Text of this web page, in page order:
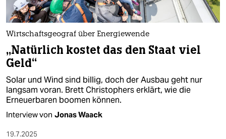
Wirtschaftsgeograf über Energiewende
„Natürlich kostet das den Staat viel
Geld“
Solar und Wind sind billig, doch der Ausbau geht nur
langsam voran. Brett Christophers erklärt, wie die
Erneuerbaren boomen können.
Interview von Jonas Waack
19.7.2025